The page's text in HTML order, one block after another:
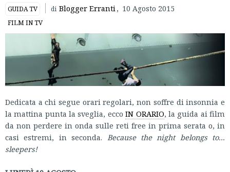
GUIDA TV di Blogger Erranti, 10 Agosto 2015
FILM IN TV
Dedicata a chi segue orari regolari, non soffre di insonnia e
la mattina punta la sveglia, eccoIN ORARIO, la guida ai film
da non perdere in onda sulle reti free in prima serata o, in
casi estremi, in seconda. Because the night belongs to...
sleepers!